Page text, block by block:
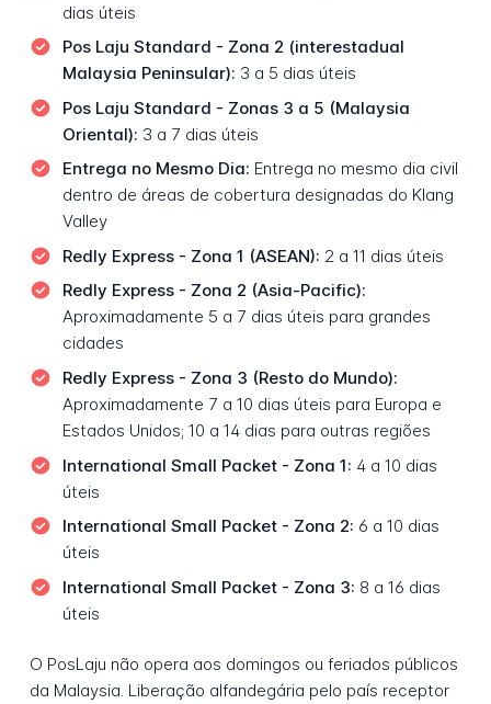
dias úteis
Pos Laju Standard - Zona 2 (interestadual
Malaysia Peninsular): 3 a 5 dias úteis
Pos Laju Standard - Zonas 3 a 5 (Malaysia
Oriental): 3 a 7 dias úteis
Entrega no Mesmo Dia: Entrega no mesmo dia civil
dentro de áreas de cobertura designadas do Klang
Valley
Redly Express - Zona 1 (ASEAN): 2 a 11 dias úteis
Redly Express - Zona 2 (Asia-Pacific):
Aproximadamente 5 a 7 dias úteis para grandes
cidades
Redly Express - Zona 3 (Resto do Mundo):
Aproximadamente 7 a 10 dias úteis para Europa e
Estados Unidos; 10 a 14 dias para outras regiões
International Small Packet - Zona 1: 4 a 10 dias
úteis
International Small Packet - Zona 2: 6 a 10 dias
úteis
International Small Packet - Zona 3: 8 a 16 dias
úteis
O PosLaju não opera aos domingos ou feriados públicos
da Malaysia. Liberação alfandegária pelo país receptor